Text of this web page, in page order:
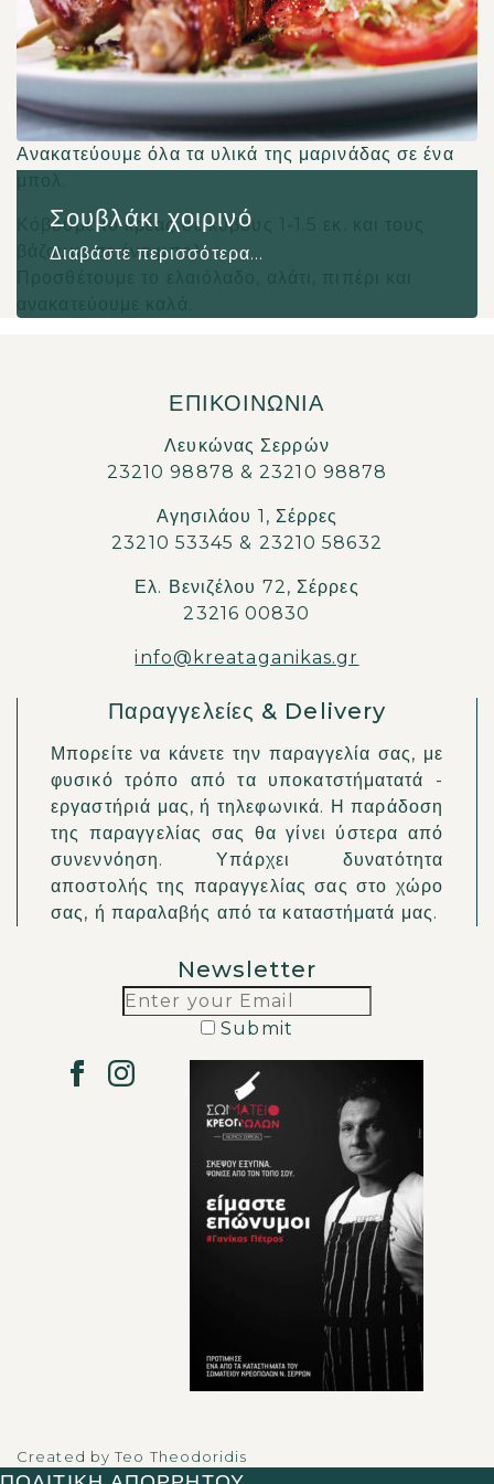
Σουβλάκι χοιρινό
Διαβάστε περισσότερα...
Ανακατεύουμε όλα τα υλικά της μαρινάδας σε ένα
Κόβουμε το κρέας σε κύβους 1-1.5 εκ. και τους
βάζουμε σε ένα μπολ.
ΕΠΙΚΟΙΝΩΝΙΑ
Λευκώνας Σερρών
23210 98878 &23210 98878
Αγησιλάου 1, Σέρρες
23210 53345 & 23210 58632
Ελ. Βενιζέλου 72, Σέρρες
23216 00830
info@kreataganikas.gr
Παραγγελείες & Delivery
Μπορείτε να κάνετε την παραγγελία σας, με
φυσικό τρόπο από τα υποκατστήματατά -
εργαστήριά μας, ή τηλεφωνικά. Η παράδοση
της παραγγελίας σας θα γίνει ύστερα από
συνεννόηση. Υπάρχει δυνατότητα
αποστολής της παραγγελίας σας στο χώρο
σας, ή παραλαβής από τα καταστήματά μας.
Newsletter
Submit
Created byTeo Theodoridis